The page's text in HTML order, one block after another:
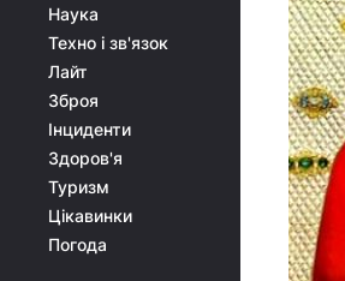
Наука
Техно і зв'язок
Лайт
Зброя
Інциденти
Здоров'я
Туризм
Цікавинки
Погода